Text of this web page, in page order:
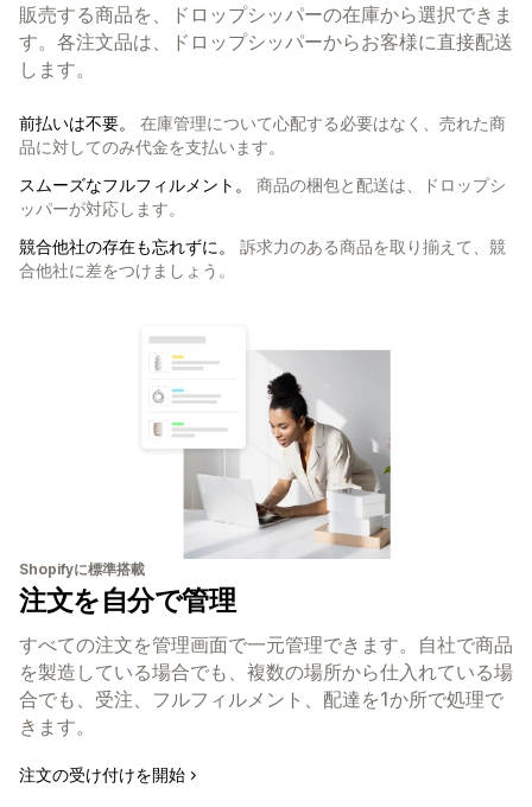
販売する商品を、ドロップシッパーの在庫から選択できま
す。各注文品は、ドロップシッパーからお客様に直接配送
します。
前払いは不要。
在庫管理について心配する必要はなく、売れた商
品に対してのみ代金を支払います。
スムーズなフルフィルメント。
商品の梱包と配送は、ドロップシ
ッパーが対応します。
競合他社の存在も忘れずに。
訴求力のある商品を取り揃えて、競
合他社に差をつけましょう。
Shopifyに標準搭載
注文を自分で管理
すべての注文を管理画面で一元管理できます。自社で商品
を製造している場合でも、複数の場所から仕入れている場
合でも、受注、フルフィルメント、配達を1か所で処理で
きます。
注文の受け付けを開始